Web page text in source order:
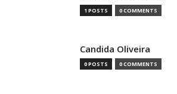
1 POSTS 0 COMMENTS
Candida Oliveira
0 POSTS 0 COMMENTS